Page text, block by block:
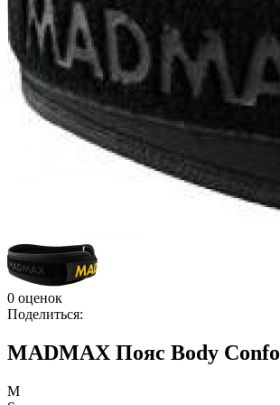
0 оценок
Поделиться:
MADMAX Пояс Body
M